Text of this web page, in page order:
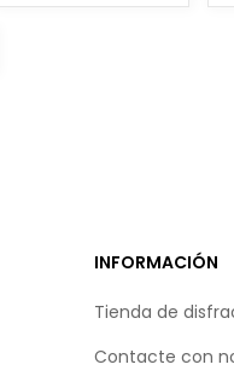
INFORMACIÓN
Tienda de
Contacte con